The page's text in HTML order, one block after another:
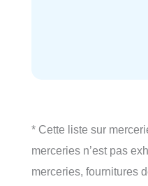
* Cette liste sur
merceries n’est pas
merceries, fournitures